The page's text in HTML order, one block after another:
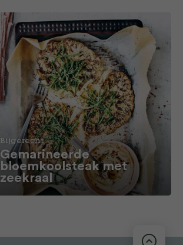
Bijgerecht
Gemarineerde
bloemkoolsteak met
zeekraal